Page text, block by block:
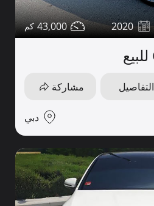
2020
43,000
التفاصيل مشاركة
دبي